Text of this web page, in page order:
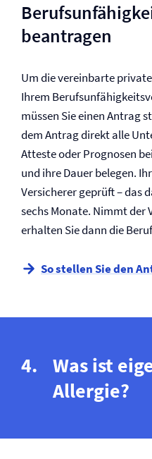
beantragen
Um die vereinbarte private
Ihrem
müssen Sie einen Antrag
dem Antrag direkt alle
Atteste oder Prognosen
und ihre Dauer belegen.
Versicherer geprüft – das
sechs Monate. Nimmt der
erhalten Sie dann die
So stellen Sie den
Was ist
Allergie?